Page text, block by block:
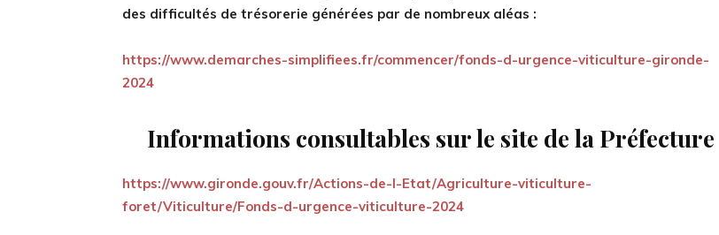
des difficultés de trésorerie générées par de nombreux aléas :
https://www.demarches-simplifiees.fr/commencer/fonds-d-urgence-viticulture-gironde-
2024
Informations consultables sur le site de la Préfecture
https://www.gironde.gouv.fr/Actions-de-l-Etat/Agriculture-viticulture-
foret/Viticulture/Fonds-d-urgence-viticulture-2024